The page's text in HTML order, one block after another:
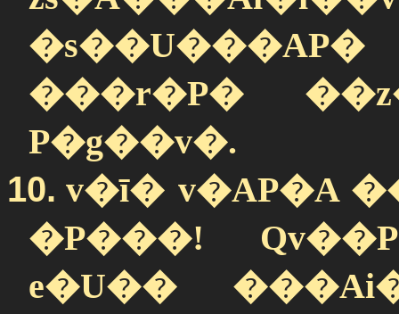
���r�P�
P�g��v�.
10. v�ī� v�AP�A
�P���!
e�U��